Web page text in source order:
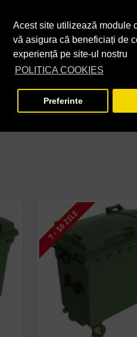
Acest site utilizează module
vă asigura că beneficiați de
experiență pe site-ul nostru
POLITICA COOKIES
Preferinte
INTREABA
7 - 10 ZILE